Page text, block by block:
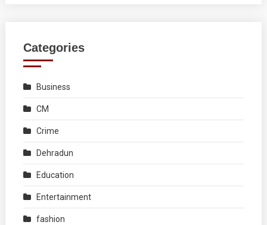
Categories
Business
CM
Crime
Dehradun
Education
Entertainment
fashion